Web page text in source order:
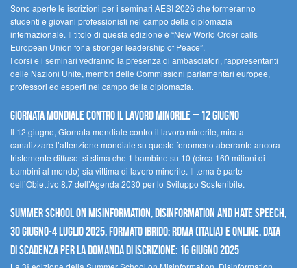
Sono aperte le iscrizioni per i seminari AESI 2026 che formeranno
studenti e giovani professionisti nel campo della diplomazia
internazionale. Il titolo di questa edizione è “New World Order calls
European Union for a stronger leadership of Peace”.
I corsi e i seminari vedranno la presenza di ambasciatori, rappresentanti
delle Nazioni Unite, membri delle Commissioni parlamentari europee,
professori ed esperti nel campo della diplomazia.
Giornata mondiale contro il lavoro minorile – 12 giugno
Il 12 giugno, Giornata mondiale contro il lavoro minorile, mira a
canalizzare l’attenzione mondiale su questo fenomeno aberrante ancora
tristemente diffuso: si stima che 1 bambino su 10 (circa 160 milioni di
bambini al mondo) sia vittima di lavoro minorile. Il tema è parte
dell’Obiettivo 8.7 dell’Agenda 2030 per lo Sviluppo Sostenibile.
Summer School on Misinformation, Disinformation and Hate Speech,
30 giugno-4 luglio 2025. Formato ibrido: Roma (Italia) e online. Data
di scadenza per la domanda di iscrizione: 16 giugno 2025